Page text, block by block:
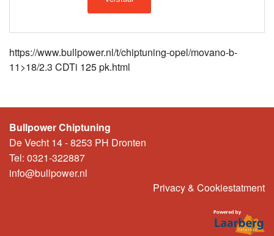
https://www.bullpower.nl/t/chiptuning-opel/movano-b-
11>18/2.3 CDTi 125 pk.html
Bullpower Chiptuning
De Vecht 14 - 8253 PH Dronten
Tel: 0321-322887
info@bullpower.nl
Privacy & Cookiestatment